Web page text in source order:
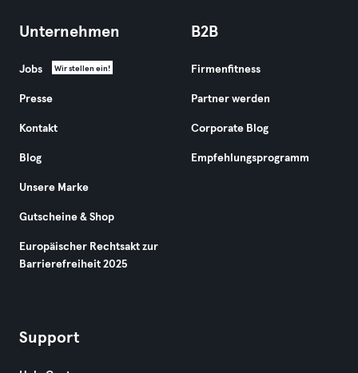
Unternehmen
Jobs Wir stellen ein!
Presse
Kontakt
Blog
Unsere Marke
Gutscheine & Shop
Europäischer Rechtsakt zur
Barrierefreiheit 2025
B2B
Firmenfitness
Partner werden
Corporate Blog
Empfehlungsprogramm
Support